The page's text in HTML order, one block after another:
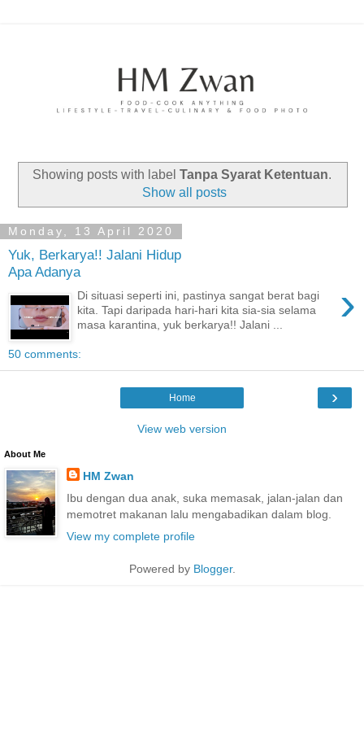
Showing posts with label Tanpa Syarat Ketentuan.
Show all posts
Monday, 13 April 2020
Yuk, Berkarya!! Jalani Hidup
Apa Adanya
›
Di situasi seperti ini, pastinya sangat berat bagi
kita. Tapi daripada hari-hari kita sia-sia selama
masa karantina, yuk berkarya!! Jalani ...
50 comments:
›
Home
View web version
About Me
HM Zwan
Ibu dengan dua anak, suka memasak, jalan-jalan dan
memotret makanan lalu mengabadikan dalam blog.
View my complete profile
Powered by Blogger.